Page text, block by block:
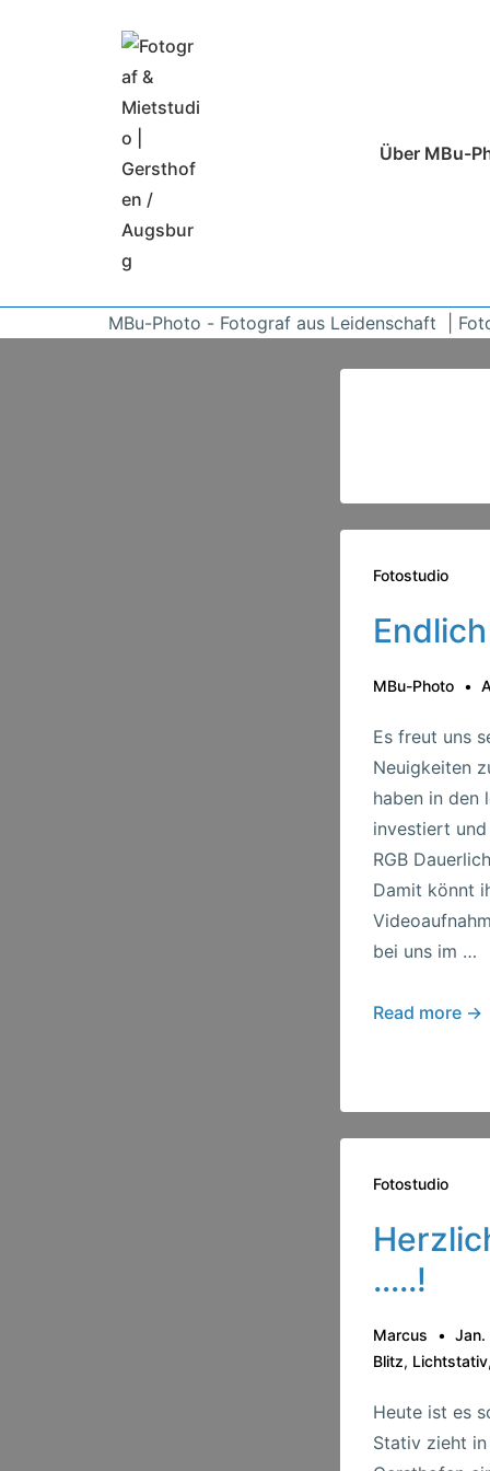
Hauptnavigation
Über MBu-
MBu-Photo - Fotograf aus Leidenschaft |
Fotostudio
MBu-Photo
Es freut uns
Neuigkeiten
haben in den
investiert
RGB
Damit könnt
bei uns im …
Endlich
Read more →
Fotostudio
…..!
Marcus Jan.
Blitz, Lichtstativ,
Heute ist es
Stativ zieht